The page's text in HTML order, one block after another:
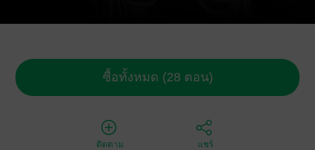
ซื้อทั้งหมด (28 ตอน)
ติดตาม แชร์